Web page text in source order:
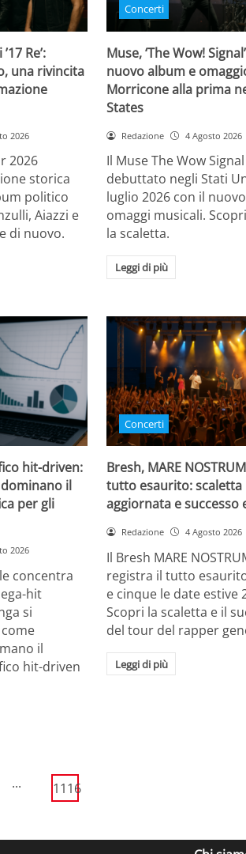
Re’:
una rivincita
2026
2026
storica
politico
Aiazzi e
di nuovo.
Concerti
Muse, ‘The Wow!
nuovo album e
Morricone alla prima
States
Redazione 4 Agosto 2026
Il Muse The Wow
debuttato negli Stati
luglio 2026 con il
omaggi musicali.
la scaletta.
Leggi di più
hit-driven:
il
per gli
2026
concentra
hit
si
il
hit-driven
Concerti
Bresh, MARE
tutto esaurito: scaletta
aggiornata e successo
Redazione 4 Agosto 2026
Il Bresh MARE
registra il tutto
e cinque le date estive
Scopri la scaletta e il
del tour del rapper
Leggi di più
... 1116